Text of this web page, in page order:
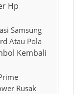
Hp
Samsung
Atau Pola
Kembali
Rusak